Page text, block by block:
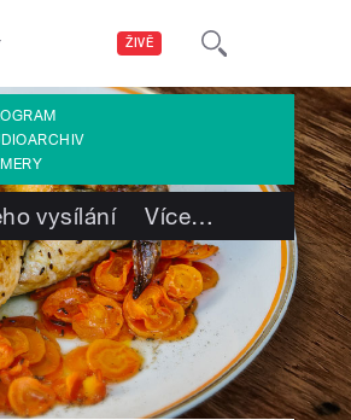
ŽIVĚ
vysílání Více…